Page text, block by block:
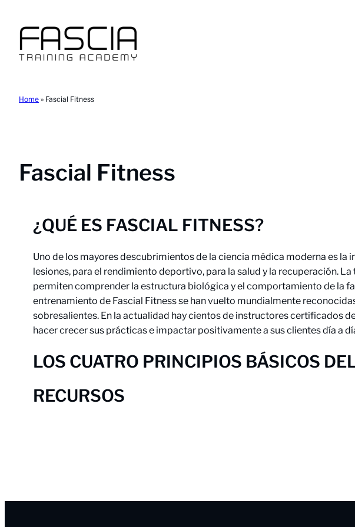
contenido
Home » Fascial Fitness
Fascial Fitness
¿QUÉ ES FASCIAL FITNESS?
Uno de los mayores descubrimientos de la ciencia médica moderna es
lesiones, para el rendimiento deportivo, para la salud y la recuperación.
permiten comprender la estructura biológica y el comportamiento de la
entrenamiento de Fascial Fitness se han vuelto mundialmente
sobresalientes. En la actualidad hay cientos de instructores certificados
hacer crecer sus prácticas e impactar positivamente a sus clientes día a
LOS CUATRO PRINCIPIOS BÁSICOS
RECURSOS